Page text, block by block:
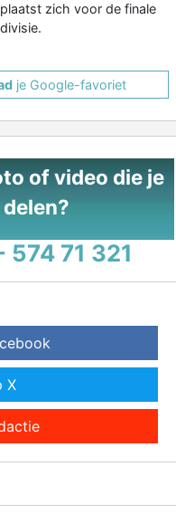
zich voor de finale
je Google-favoriet
of video die je
574 71 321
X